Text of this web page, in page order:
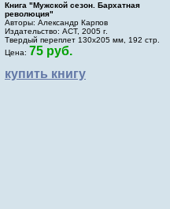
Книга "Мужской сезон. Бархатная
революция"
Авторы: Александр Карпов
Издательство: АСТ, 2005 г.
Твердый переплет 130х205 мм, 192 стр.
Цена: 75 руб.
купить книгу